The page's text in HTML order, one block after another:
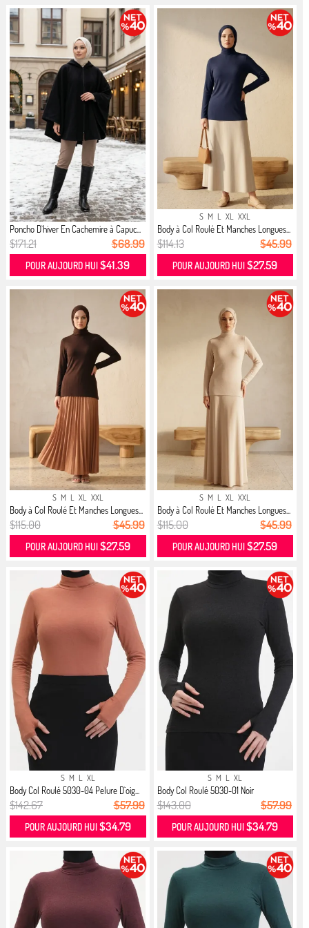
Poncho D`hiver En Cachemire à Capuc...
$171.21 $68.99
POUR AUJOURD HUI$41.39
S M L XL XXL
Body à Col Roulé Et Manches Longues...
$114.13 $45.99
POUR AUJOURD HUI$27.59
S M L XL XXL
Body à Col Roulé Et Manches Longues...
$115.00 $45.99
POUR AUJOURD HUI $27.59
S M L XL XXL
Body à Col Roulé Et Manches Longues...
$115.00 $45.99
POUR AUJOURD HUI$27.59
S M L XL
Body Col Roulé 5030-04 Pelure D`oig...
$142.67 $57.99
POUR AUJOURD HUI $34.79
S M L XL
Body Col Roulé 5030-01 Noir
$143.00 $57.99
POUR AUJOURD HUI$34.79